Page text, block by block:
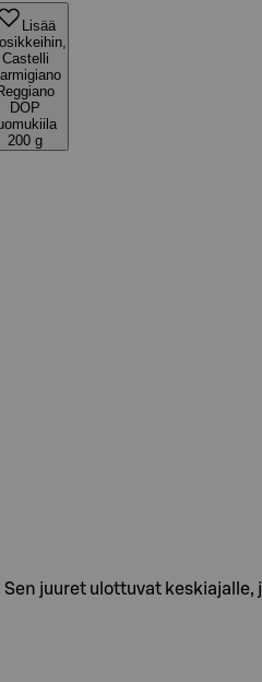
Lisää
Castelli
DOP
200 g
juuret ulottuvat